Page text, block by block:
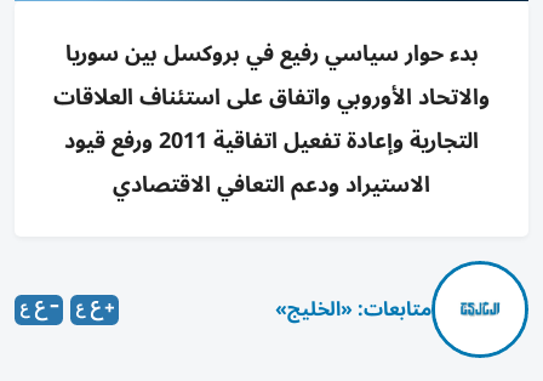
بدء حوار سياسي رفيع في بروكسل بين سوريا
والاتحاد الأوروبي واتفاق على استئناف العلاقات
التجارية وإعادة تفعيل اتفاقية 2011 ورفع قيود
الاستيراد ودعم التعافي الاقتصادي
متابعات: «الخليج»